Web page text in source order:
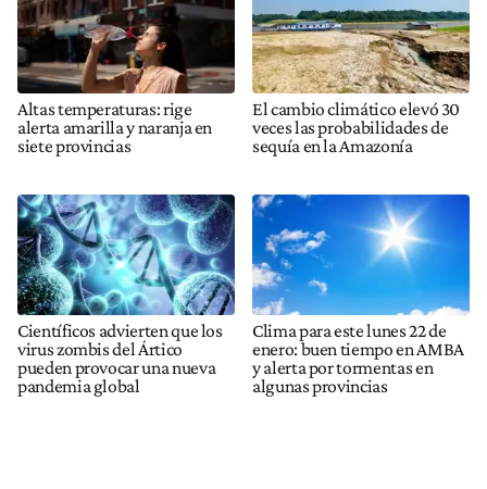
Altas temperaturas: rige
alerta amarilla y naranja en
siete provincias
El cambio climático elevó 30
veces las probabilidades de
sequía en la Amazonía
Científicos advierten que los
virus zombis del Ártico
pueden provocar una nueva
pandemia global
Clima para este lunes 22 de
enero: buen tiempo en AMBA
y alerta por tormentas en
algunas provincias